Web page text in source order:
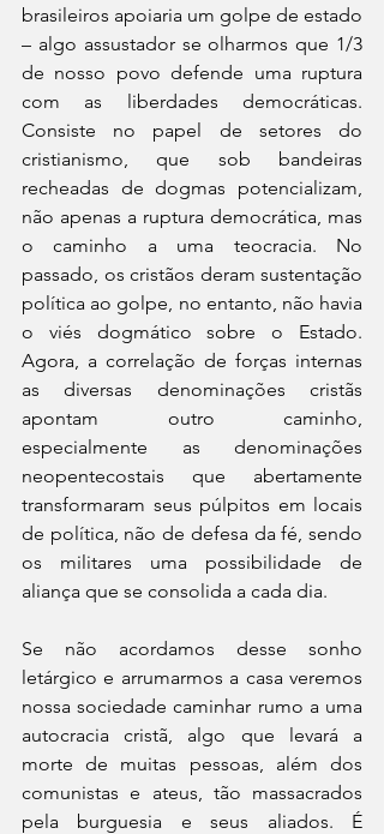
brasileiros apoiaria um golpe de estado
– algo assustador se olharmos que 1/3
de nosso povo defende uma ruptura
com as liberdades democráticas.
Consiste no papel de setores do
cristianismo, que sob bandeiras
recheadas de dogmas potencializam,
não apenas a ruptura democrática, mas
o caminho a uma teocracia. No
passado, os cristãos deram sustentação
política ao golpe, no entanto, não havia
o viés dogmático sobre o Estado.
Agora, a correlação de forças internas
as diversas denominações cristãs
apontam outro caminho,
especialmente as denominações
neopentecostais que abertamente
transformaram seus púlpitos em locais
de política, não de defesa da fé, sendo
os militares uma possibilidade de
aliança que se consolida a cada dia.
Se não acordamos desse sonho
letárgico e arrumarmos a casa veremos
nossa sociedade caminhar rumo a uma
autocracia cristã, algo que levará a
morte de muitas pessoas, além dos
comunistas e ateus, tão massacrados
pela burguesia e seus aliados. É